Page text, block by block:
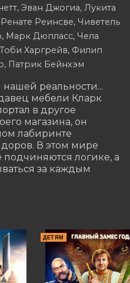
Эван Джогиа, Лукита
Реинсве, Чиветель
Марк Дюпласс, Чела
Харгрейв, Филип
Патрик Бейнхэм
реальности...
мебели Кларк
в другое
магазина, он
лабиринте
В этом мире
подчиняются логике, а
за каждым
ДЕТЯМ